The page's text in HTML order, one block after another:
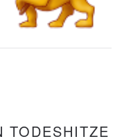
TODESHITZE